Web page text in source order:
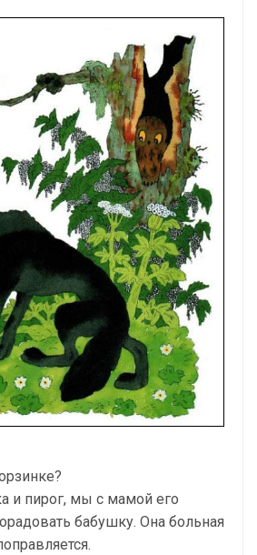
и пирог, мы с мамой его
бабушку. Она больная